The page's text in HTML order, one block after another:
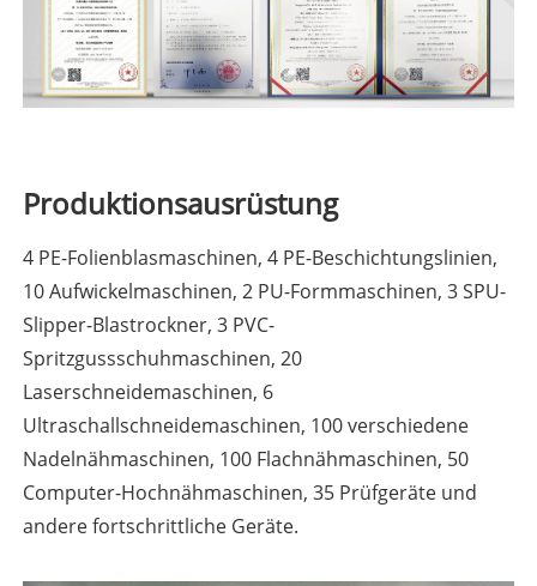
Produktionsausrüstung
4 PE-Folienblasmaschinen, 4 PE-Beschichtungslinien,
10 Aufwickelmaschinen, 2 PU-Formmaschinen, 3 SPU-
Slipper-Blastrockner, 3 PVC-
Spritzgussschuhmaschinen, 20
Laserschneidemaschinen, 6
Ultraschallschneidemaschinen, 100 verschiedene
Nadelnähmaschinen, 100 Flachnähmaschinen, 50
Computer-Hochnähmaschinen, 35 Prüfgeräte und
andere fortschrittliche Geräte.